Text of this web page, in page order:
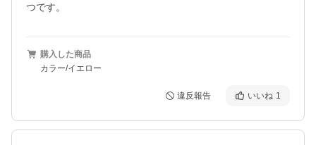
つです。
購入した商品
カラー/イエロー
違反報告 いいね 1